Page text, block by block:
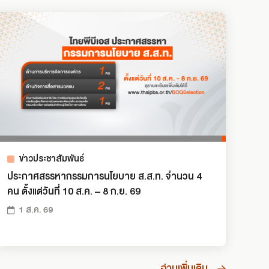
ข่าวประชาสัมพันธ์
ประกาศสรรหากรรมการนโยบาย ส.ส.ท. จำนวน 4
คน ตั้งแต่วันที่ 10 ส.ค. – 8 ก.ย. 69
1 ส.ค. 69